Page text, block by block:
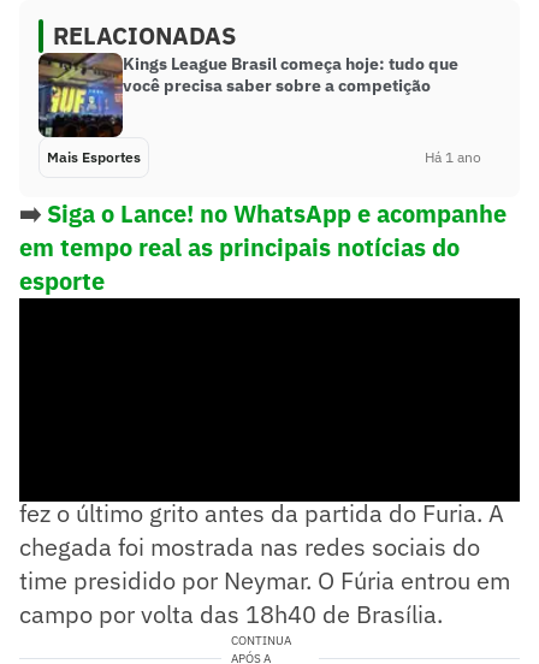
RELACIONADAS
Kings League Brasil começa hoje: tudo que
você precisa saber sobre a competição
Mais Esportes Há 1 ano
➡️ Siga o Lance! no WhatsApp e acompanhe
em tempo real as principais notícias do
esporte
fez o último grito antes da partida do Furia. A
chegada foi mostrada nas redes sociais do
time presidido por Neymar. O Fúria entrou em
campo por volta das 18h40 de Brasília.
CONTINUA
APÓS A